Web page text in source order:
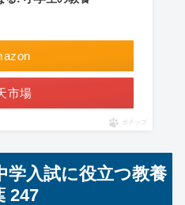
市場
ポチップ
学入試に役立つ教養
247